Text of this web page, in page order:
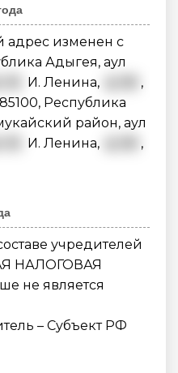
изменен с
Адыгея, аул
И. Ленина,
,
Республика
район, аул
И. Ленина,
,
учредителей
НАЛОГОВАЯ
не является
– Субъект РФ